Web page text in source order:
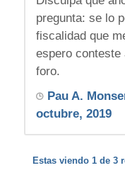
pregunta: se lo
fiscalidad que
espero conteste
foro.
Pau A.
octubre, 2019
Estas viendo 1 de 3